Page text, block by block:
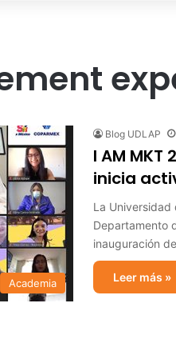
Academia
Blog UDLAP
I AM MKT
inicia
La Universidad
Departamento
inauguración
Leer más »